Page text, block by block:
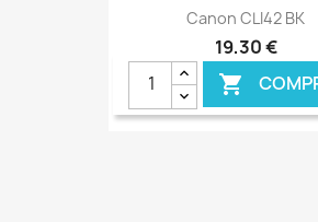
Canon CLI42 BK
19,30 €
